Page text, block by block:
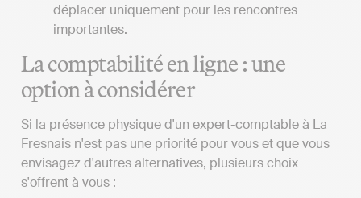
déplacer uniquement pour les rencontres
importantes.
La comptabilité en ligne : une
option à considérer
Si la présence physique d'un expert-comptable à La
Fresnais n'est pas une priorité pour vous et que vous
envisagez d'autres alternatives, plusieurs choix
s'offrent à vous :